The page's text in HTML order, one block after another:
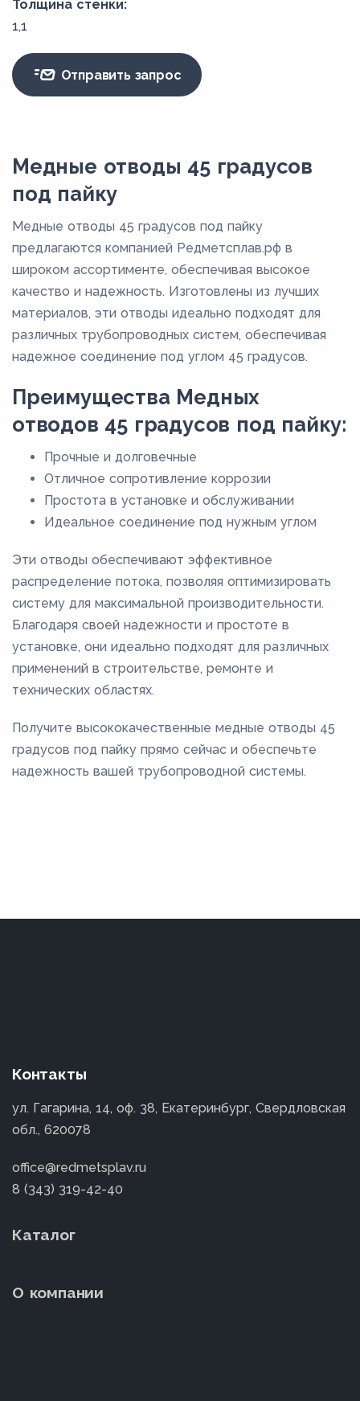
Толщина стенки:
1,1
Отправить запрос
Медные отводы 45 градусов
под пайку
Медные отводы 45 градусов под пайку
предлагаются компанией Редметсплав.рф в
широком ассортименте, обеспечивая высокое
качество и надежность. Изготовлены из лучших
материалов, эти отводы идеально подходят для
различных трубопроводных систем, обеспечивая
надежное соединение под углом 45 градусов.
Преимущества Медных
отводов 45 градусов под пайку:
Прочные и долговечные
Отличное сопротивление коррозии
Простота в установке и обслуживании
Идеальное соединение под нужным углом
Эти отводы обеспечивают эффективное
распределение потока, позволяя оптимизировать
систему для максимальной производительности.
Благодаря своей надежности и простоте в
установке, они идеально подходят для различных
применений в строительстве, ремонте и
технических областях.
Получите высококачественные медные отводы 45
градусов под пайку прямо сейчас и обеспечьте
надежность вашей трубопроводной системы.
Контакты
ул. Гагарина, 14, оф. 38, Екатеринбург, Свердловская
обл., 620078
office@redmetsplav.ru
8 (343) 319-42-40
Каталог
О компании